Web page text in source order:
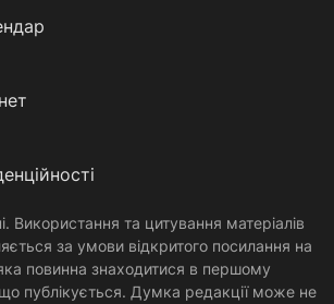
Використання та цитування матеріалів
за умови відкритого посилання на
повинна знаходитися в першому
публікується. Думка редакції може не